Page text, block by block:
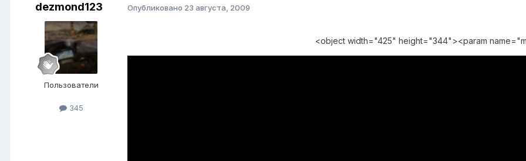
dezmond123
Пользователи
345
Опубликовано 23 августа, 2009
<object width="425" height="344"><param